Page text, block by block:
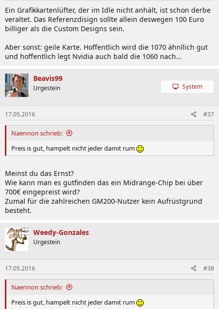
Ein Grafikkartenlüfter, der im Idle nicht anhält, ist schon derbe
veraltet. Das Referenzdisign sollte allein deswegen 100 Euro
billiger als die Custom Designs sein.
Aber sonst: geile Karte. Hoffentlich wird die 1070 ähnllich gut
und hoffentlich legt Nvidia auch bald die 1060 nach...
Beavis99
Urgestein System
17.05.2016 #37
Naennon schrieb:
Preis is gut, hampelt nicht jeder damit rum
Meinst du das Ernst?
Wie kann man es gutfinden das ein Midrange-Chip bei über
700€ eingepreist wird?
Zumal für die zahlreichen GM200-Nutzer kein Aufrüstgrund
besteht.
Weedy-Gonzales
Urgestein
17.05.2016 #38
Naennon schrieb:
Preis is gut, hampelt nicht jeder damit rum